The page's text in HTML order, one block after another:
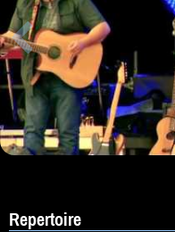
Repertoire